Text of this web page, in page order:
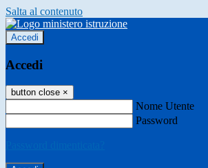
Salta al contenuto
Accedi
Accedi
button close ×
Nome Utente
Password